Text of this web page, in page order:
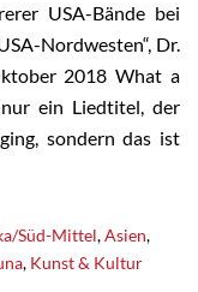
USA-Bände bei
Nordwesten“, Dr.
2018 What a
ein Liedtitel, der
sondern das ist
Süd-Mittel,Asien,
, Kunst & Kultur